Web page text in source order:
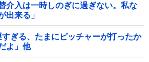
介入は一時しのぎに過ぎない。私な
出来る」
ぎる、たまにピッチャーが打ったか
よ」他